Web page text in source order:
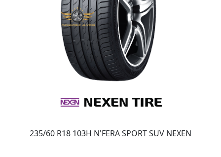
235/60 R18 103H N'FERA SPORT SUV NEXEN